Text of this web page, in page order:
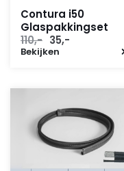
Contura i50
Glaspakkingset
110,- Oorspronkelijke
prijs
35,-
Bekijken